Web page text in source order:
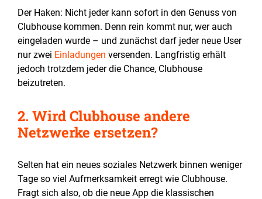
Der Haken: Nicht jeder kann sofort in den Genuss von
Clubhouse kommen. Denn rein kommt nur, wer auch
eingeladen wurde – und zunächst darf jeder neue User
nur zwei Einladungen versenden. Langfristig erhält
jedoch trotzdem jeder die Chance, Clubhouse
beizutreten.
2. Wird Clubhouse andere
Netzwerke ersetzen?
Selten hat ein neues soziales Netzwerk binnen weniger
Tage so viel Aufmerksamkeit erregt wie Clubhouse.
Fragt sich also, ob die neue App die klassischen